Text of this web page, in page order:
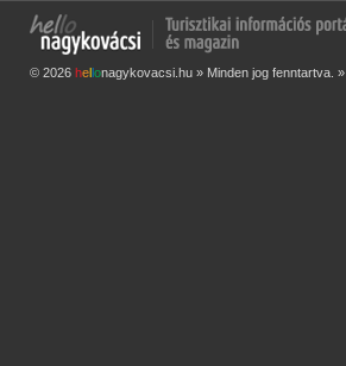
© 2026 hellonagykovacsi.hu » Minden jog fenntartva. »